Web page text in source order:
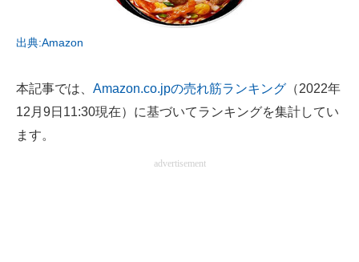
IT製品の技術・比較・事例
モノづくり技術者専門サイト
出典:Amazon
本記事では、 Amazon.co.jpの売れ筋ランキング （2022年
12月9日11:30現在）に基づいてランキングを集計してい
ます。
advertisement